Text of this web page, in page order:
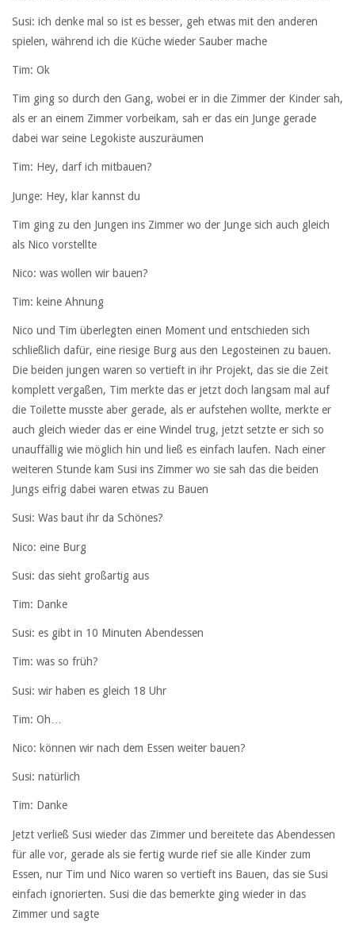
Susi: ich denke mal so ist es besser, geh etwas mit den anderen
spielen, während ich die Küche wieder Sauber mache
Tim: Ok
Tim ging so durch den Gang, wobei er in die Zimmer der Kinder sah,
als er an einem Zimmer vorbeikam, sah er das ein Junge gerade
dabei war seine Legokiste auszuräumen
Tim: Hey, darf ich mitbauen?
Junge: Hey, klar kannst du
Tim ging zu den Jungen ins Zimmer wo der Junge sich auch gleich
als Nico vorstellte
Nico: was wollen wir bauen?
Tim: keine Ahnung
Nico und Tim überlegten einen Moment und entschieden sich
schließlich dafür, eine riesige Burg aus den Legosteinen zu bauen.
Die beiden jungen waren so vertieft in ihr Projekt, das sie die Zeit
komplett vergaßen, Tim merkte das er jetzt doch langsam mal auf
die Toilette musste aber gerade, als er aufstehen wollte, merkte er
auch gleich wieder das er eine Windel trug, jetzt setzte er sich so
unauffällig wie möglich hin und ließ es einfach laufen. Nach einer
weiteren Stunde kam Susi ins Zimmer wo sie sah das die beiden
Jungs eifrig dabei waren etwas zu Bauen
Susi: Was baut ihr da Schönes?
Nico: eine Burg
Susi: das sieht großartig aus
Tim: Danke
Susi: es gibt in 10 Minuten Abendessen
Tim: was so früh?
Susi: wir haben es gleich 18 Uhr
Tim: Oh…
Nico: können wir nach dem Essen weiter bauen?
Susi: natürlich
Tim: Danke
Jetzt verließ Susi wieder das Zimmer und bereitete das Abendessen
für alle vor, gerade als sie fertig wurde rief sie alle Kinder zum
Essen, nur Tim und Nico waren so vertieft ins Bauen, das sie Susi
einfach ignorierten. Susi die das bemerkte ging wieder in das
Zimmer und sagte